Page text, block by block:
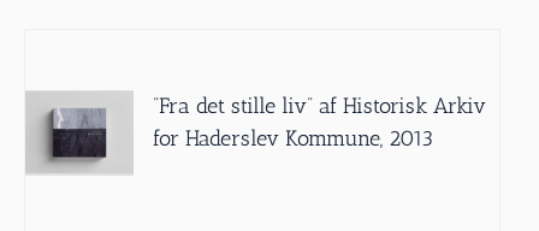
”Fra det stille liv” af Historisk Arkiv
for Haderslev Kommune, 2013